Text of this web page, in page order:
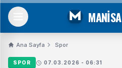
MANİSA
Ana Sayfa Spor
SPOR 07.03.2026 - 06:31